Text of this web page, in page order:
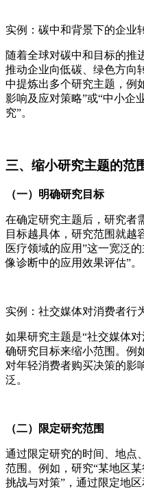
实例：碳中和背景下的企业
随着全球对碳中和目标的推
推动企业向低碳、绿色方向
中提炼出多个研究主题，例
影响及应对策略”或“中小企
究”。
三、缩小研究主题的范
（一）明确研究目标
在确定研究主题后，研究者
目标越具体，研究范围就越
医疗领域的应用”这一宽泛
像诊断中的应用效果评估”。
实例：社交媒体对消费者行
如果研究主题是“社交媒体
确研究目标来缩小范围。例
对年轻消费者购买决策的影
泛。
（二）限定研究范围
通过限定研究的时间、地点
范围。例如，研究“某地区
挑战与对策”，通过限定地